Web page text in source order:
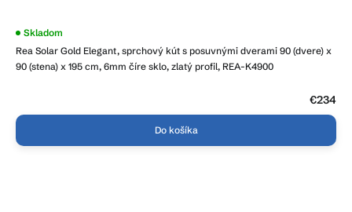
Rea Solar Gold Elegant, sprchový kút s posuvnými dverami 90 (dvere) x
90 (stena) x 195 cm, 6mm číre sklo, zlatý profil, REA-K4900
Skladom
€234
Do košíka